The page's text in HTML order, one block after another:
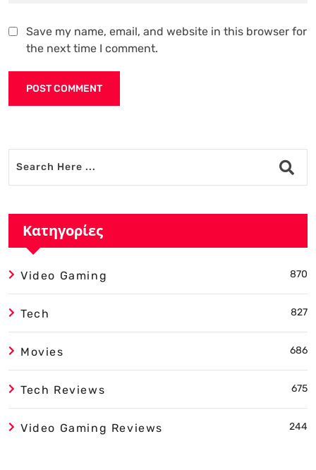
Save my name, email, and website in this browser for
the next time I comment.
Κατηγορίες
Video Gaming 870
Tech 827
Movies 686
Tech Reviews 675
Video Gaming Reviews 244